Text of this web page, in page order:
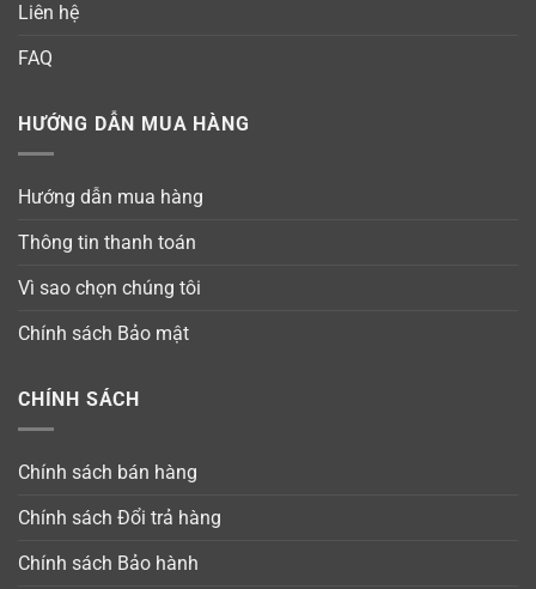
Liên hệ
FAQ
HƯỚNG DẪN MUA HÀNG
Hướng dẫn mua hàng
Thông tin thanh toán
Vì sao chọn chúng tôi
Chính sách Bảo mật
CHÍNH SÁCH
Chính sách bán hàng
Chính sách Đổi trả hàng
Chính sách Bảo hành